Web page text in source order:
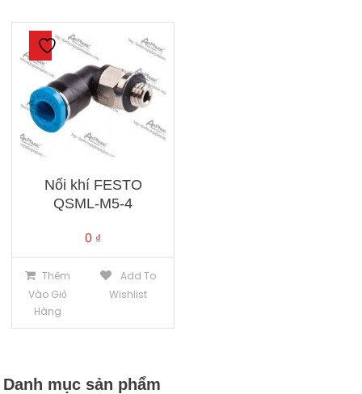
Nối khí FESTO
QSML-M5-4
0 ₫
Thêm
Vào Giỏ
Hàng
Add To
Wishlist
Danh mục sản phẩm